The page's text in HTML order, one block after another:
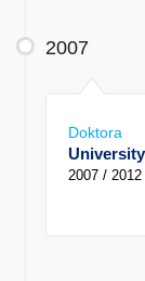
2007
Doktora
2007 / 2012